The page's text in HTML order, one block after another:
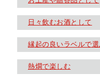
日々飲むお酒として
縁起の良いラベルで選
熱燗で楽しむ